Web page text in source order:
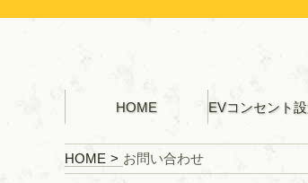
HOME
HOME お問い合わせ